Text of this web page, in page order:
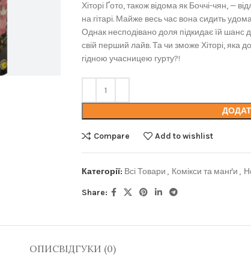
Хіторі Ґото, також відома як Боччі-чян, —
на гітарі. Майже весь час вона сидить
Однак несподівано доля підкидає їй шанс
свій перший лайв. Та чи зможе Хіторі, яка
гідною учасницею гурту?!
Compare Add to wishlist
Категорії: Всі Товари , Комікси та манґи ,
Share:
ОПИСВІДГУКИ (0)